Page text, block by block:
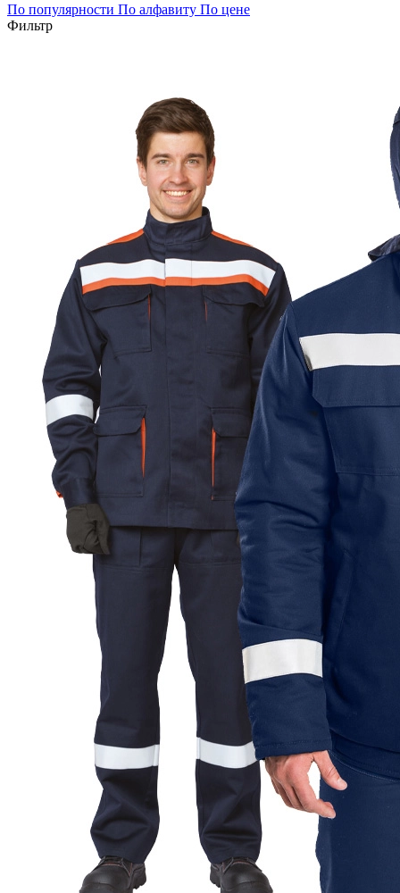
По популярности По алфавиту По цене
Фильтр